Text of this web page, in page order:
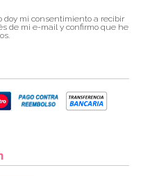
doy mi consentimiento a recibir
de mi e-mail y confirmo que he